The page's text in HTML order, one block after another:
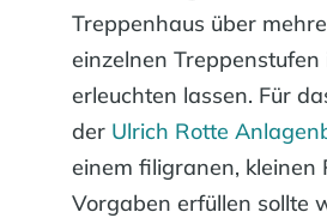
Treppenhaus über
einzelnen
erleuchten lassen. Für
der Ulrich Rotte
einem filigranen, kleinen
Vorgaben erfüllen sollte